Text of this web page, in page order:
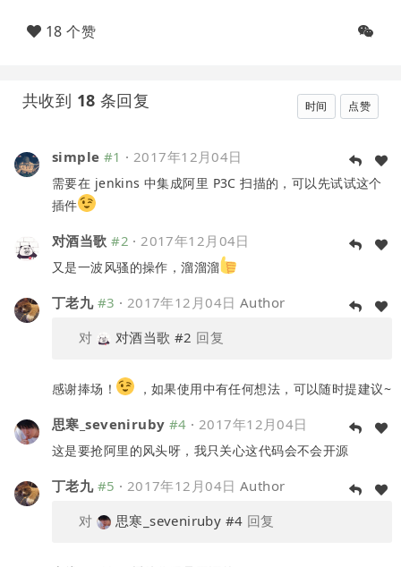
18 个赞
共收到 18 条回复 时间 点赞
simple #1 · 2017年12月04日
需要在 jenkins 中集成阿里 P3C 扫描的，可以先试试这个
插件
对酒当歌 #2 · 2017年12月04日
又是一波风骚的操作，溜溜溜
丁老九 #3 · 2017年12月04日 Author
对
对酒当歌 #2 回复
感谢捧场！ ，如果使用中有任何想法，可以随时提建议~
思寒_seveniruby #4 · 2017年12月04日
这是要抢阿里的风头呀，我只关心这代码会不会开源
丁老九 #5 · 2017年12月04日 Author
对
思寒_seveniruby #4 回复